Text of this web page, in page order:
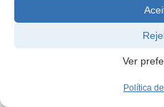
Ver
Política